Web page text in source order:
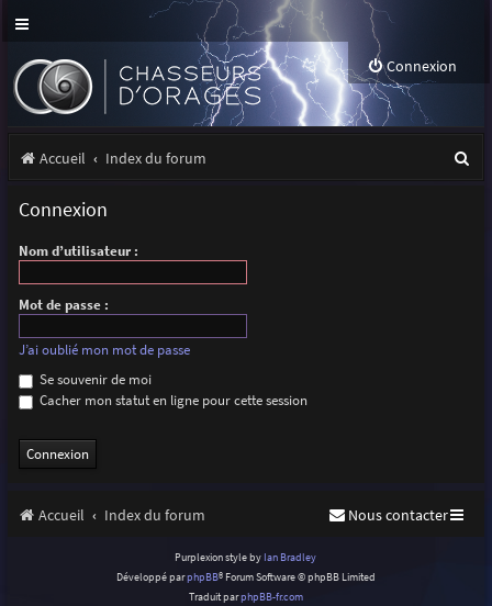
Connexion
Accueil Index du forum
Connexion
Nom d’utilisateur :
Mot de passe :
J’ai oublié mon mot de passe
Se souvenir de moi
Cacher mon statut en ligne pour cette session
Accueil Index du forum Nous contacter
Purplexion style by Ian Bradley
Développé parphpBB® Forum Software © phpBB Limited
Traduit parphpBB-fr.com